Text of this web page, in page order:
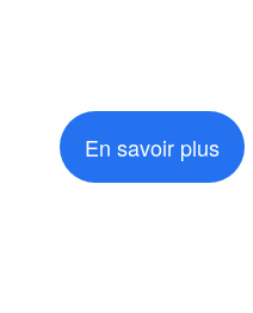
En savoir plus